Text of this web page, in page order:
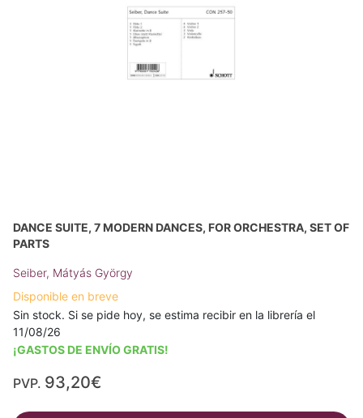
DANCE SUITE, 7 MODERN DANCES, FOR ORCHESTRA, SET OF
PARTS
Seiber, Mátyás György
Disponible en breve
Sin stock. Si se pide hoy, se estima recibir en la librería el
11/08/26
¡GASTOS DE ENVÍO GRATIS!
PVP. 93,20€